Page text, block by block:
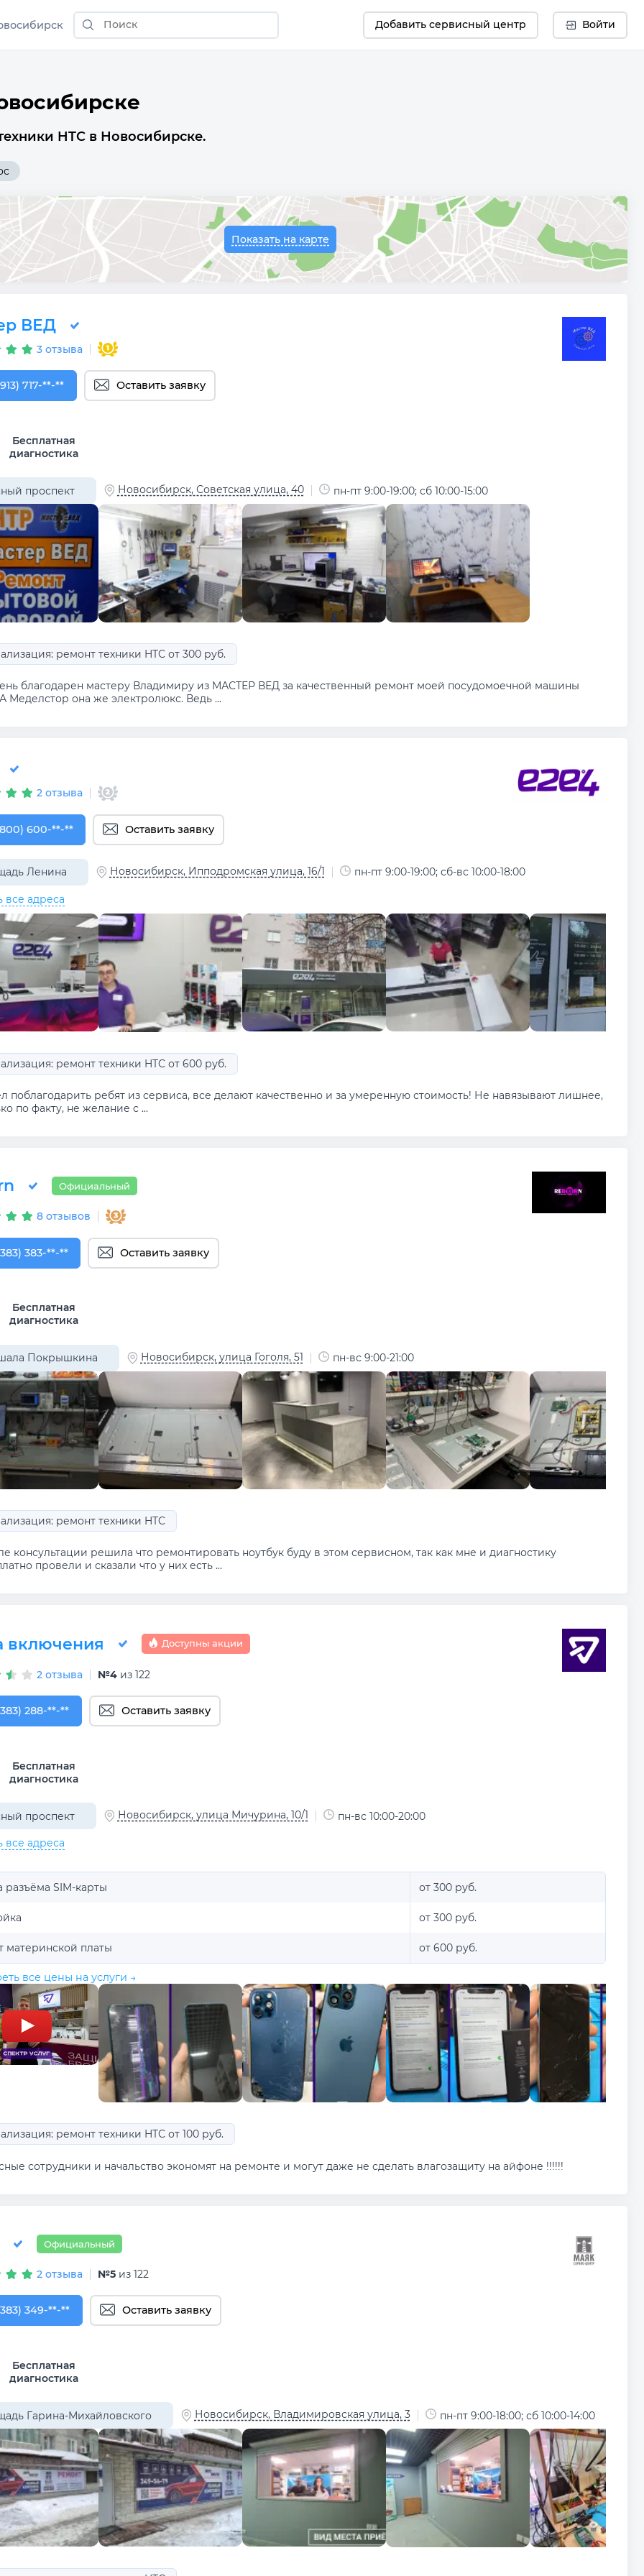
Добавить сервисный центр Войти
HTC в Новосибирске.
Показать на карте
ВЕД
3 отзыва
717-02-96
717-**-** Оставить заявку
Бесплатная
диагностика
проспект Новосибирск, Советская улица, 40 пн-пт 9:00-19:00; сб 10:00-15:00
ремонт техники HTC от 300 руб.
благодарен мастеру Владимиру из МАСТЕР ВЕД за качественный ремонт моей посудомоечной машины
Меделстор она же электролюкс. Ведь ...
2 отзыва
600-32-34
600-**-** Оставить заявку
Ленина Новосибирск, Ипподромская улица, 16/1 пн-пт 9:00-19:00; сб-вс 10:00-18:00
все адреса
ремонт техники HTC от 600 руб.
поблагодарить ребят из сервиса, все делают качественно и за умеренную стоимость! Не навязывают лишнее,
по факту, не желание с ...
Официальный
8 отзывов
383-29-30
383-**-** Оставить заявку
Бесплатная
диагностика
Покрышкина Новосибирск, улица Гоголя, 51 пн-вс 9:00-21:00
ремонт техники HTC
консультации решила что ремонтировать ноутбук буду в этом сервисном, так как мне и диагностику
провели и сказали что у них есть ...
включения Доступны акции
2 отзыва №4 из 122
288-88-77
288-**-** Оставить заявку
Бесплатная
диагностика
проспект Новосибирск, улица Мичурина, 10/1 пн-вс 10:00-20:00
все адреса
разъёма SIM-карты от 300 руб.
от 300 руб.
материнской платы от 600 руб.
все цены на услуги →
ремонт техники HTC от 100 руб.
сотрудники и начальство экономят на ремонте и могут даже не сделать влагозащиту на айфоне !!!!!!
Официальный
2 отзыва №5 из 122
349-56-70
349-**-** Оставить заявку
Бесплатная
диагностика
Гарина-Михайловского Новосибирск, Владимировская улица, 3 пн-пт 9:00-18:00; сб 10:00-14:00